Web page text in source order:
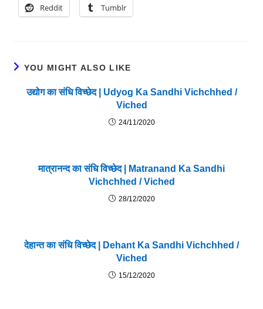
Reddit Tumblr
YOU MIGHT ALSO LIKE
उद्योग का संधि विच्छेद | Udyog Ka Sandhi Vichchhed /
Viched
24/11/2020
मात्रानन्द का संधि विच्छेद | Matranand Ka Sandhi
Vichchhed / Viched
28/12/2020
देहान्त का संधि विच्छेद | Dehant Ka Sandhi Vichchhed /
Viched
15/12/2020